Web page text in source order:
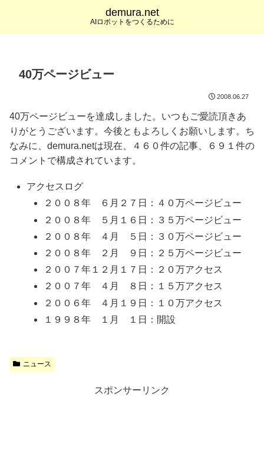
demura.net
AIロボットをつくるために
40万ページビュー
2008.06.27
40万ページビューを達成しました。いつもご愛読頂きあ
りがとうございます。今後ともよろしくお願いします。ち
なみに、demura.netは現在、４６０件の記事、６９１件の
コメントで構成されています。
アクセスログ
２００８年 ６月２７日：４０万ページビュー
２００８年 ５月１６日：３５万ページビュー
２００８年 ４月 ５日：３０万ページビュー
２００８年 ２月 ９日：２５万ページビュー
２００７年１２月１７日：２０万アクセス
２００７年 ４月 ８日：１５万アクセス
２００６年 ４月１９日：１０万アクセス
１９９８年 １月 １日：開設
ニュース
スポンサーリンク